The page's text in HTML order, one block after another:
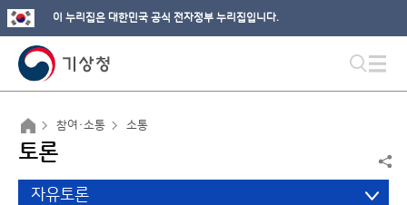
이 누리집은 대한민국 공식 전자정부 누리집입니다.
참여·소통 소통
토론
자유토론